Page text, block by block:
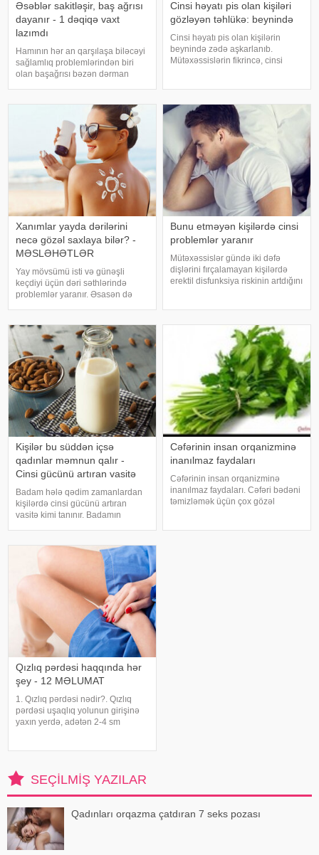
Əsəblər sakitləşir, baş ağrısı
dayanır - 1 dəqiqə vaxt
lazımdı
Hamının hər an qarşılaşa biləcəyi
sağlamlıq problemlərindən biri
olan başağrısı bəzən dərman
mümkündür. Bununla bağlı orta
əsrlər dövrünün ən böyük
təbiblərində
Cinsi həyatı pis olan kişiləri
gözləyən təhlükə: beynində
Cinsi həyatı pis olan kişilərin
beynində zədə aşkarlanıb.
Mütəxəssislərin fikrincə, cinsi
problemlərinin xəbərçisi ola bilər.
ABŞ-ı
Xanımlar yayda dərilərini
necə gözəl saxlaya bilər? -
MƏSLƏHƏTLƏR
Yay mövsümü isti və günəşli
keçdiyi üçün dəri səthlərində
problemlər yaranır. Əsasən də
uğrayır və baxımsızlaşır.
Sağlamolun.az bu dəfə dərini
gözəlləşdirən v
Bunu etməyən kişilərdə cinsi
problemlər yaranır
Mütəxəssislər gündə iki dəfə
dişlərini fırçalamayan kişilərdə
erektil disfunksiya riskinin artdığını
gigiyenasın
Kişilər bu süddən içsə
qadınlar məmnun qalır -
Cinsi gücünü artıran vasitə
Badam hələ qədim zamanlardan
kişilərdə cinsi gücünü artıran
vasitə kimi tanınır. Badamın
stimullaşdırıcısıdır. Həmçinin
badam testosteronun ifrazını
artıran maqneziu
Cəfərinin insan orqanizminə
inanılmaz faydaları
Cəfərinin insan orqanizminə
inanılmaz faydaları. Cəfəri bədəni
təmizləmək üçün çox gözəl
Qızlıq pərdəsi haqqında hər
şey - 12 MƏLUMAT
1. Qızlıq pərdəsi nədir?. Qızlıq
pərdəsi uşaqlıq yolunun girişinə
yaxın yerdə, adətən 2-4 sm
bilməsi üçü
SEÇILMIŞ YAZILAR
Qadınları orqazma çatdıran 7 seks pozası